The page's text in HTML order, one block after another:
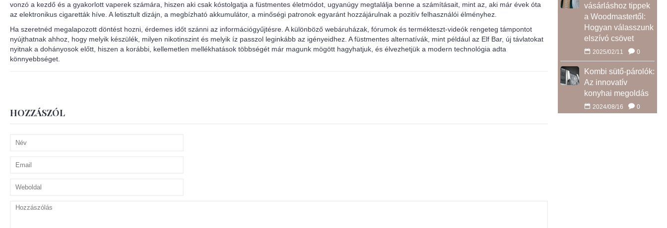
vásárláshoz tippek
a Woodmastertől:
Hogyan válasszunk
elszívó csövet
2025/02/11 0
Kombi sütő-párolók:
Az innovatív
konyhai megoldás
2024/08/16 0
vonzó a kezdő és a gyakorlott vaperek számára, hiszen aki csak kóstolgatja a füstmentes életmódot, ugyanúgy megtalálja benne a számításait, mint az, aki már évek óta
az elektronikus cigaretták híve. A letisztult dizájn, a megbízható akkumulátor, a minőségi patronok egyaránt hozzájárulnak a pozitív felhasználói élményhez.
Ha szeretnéd megalapozott döntést hozni, érdemes időt szánni az információgyűjtésre. A különböző webáruházak, fórumok és termékteszt-videók rengeteg támpontot
nyújthatnak ahhoz, hogy melyik készülék, milyen nikotinszint és melyik íz passzol leginkább az igényeidhez. A füstmentes alternatívák, mint például az Elf Bar, új távlatokat
nyitnak a dohányosok előtt, hiszen a korábbi, kellemetlen mellékhatások többségét már magunk mögött hagyhatjuk, és élvezhetjük a modern technológia adta
könnyebbséget.
HOZZÁSZÓL